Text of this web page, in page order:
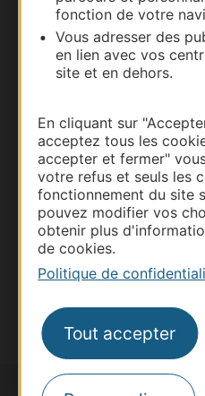
fonction de votre
Vous adresser des
en lien avec vos
site et en dehors.
En cliquant sur
acceptez tous les
accepter et fermer"
votre refus et seuls les
fonctionnement du site
pouvez modifier vos
obtenir plus
de cookies.
Politique de
Tout accepter
Thermalisme
Pros d'Occitanie
Site presse et
Voyagistes
Destination Sport
Inscrivez-vous à la lettre
suggestions de séjours,
Je m'abonne